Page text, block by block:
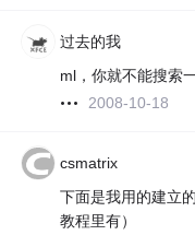
过去的我
ml，你就不能搜索
2008-10-18
csmatrix
下面是我用的建立
教程里有）